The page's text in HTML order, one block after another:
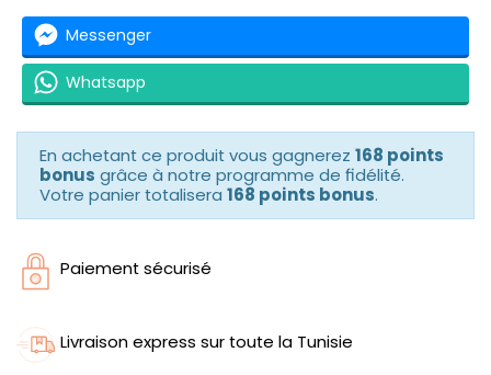
Messenger
Whatsapp
En achetant ce produit vous gagnerez 168 points
bonus grâce à notre programme de fidélité.
Votre panier totalisera 168 points bonus.
Paiement sécurisé
Livraison express sur toute la Tunisie